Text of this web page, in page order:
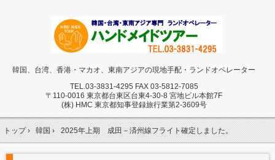
韓国、台湾、香港・マカオ、東南アジアの現地手配・ランドオペレーター
TEL.03-3831-4295 FAX 03-5812-7085
〒110-0016 東京都台東区台東4-30-8 宮地ビル本館7F
(株) HMC 東京都知事登録旅行業第2-3609号
トップ› 韓国› 2025年上期 成田－済州線フライト確定しました。